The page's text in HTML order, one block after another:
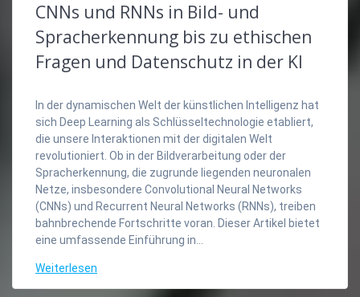
CNNs und RNNs in Bild- und
Spracherkennung bis zu ethischen
Fragen und Datenschutz in der KI
In der dynamischen Welt der künstlichen Intelligenz hat
sich Deep Learning als Schlüsseltechnologie etabliert,
die unsere Interaktionen mit der digitalen Welt
revolutioniert. Ob in der Bildverarbeitung oder der
Spracherkennung, die zugrunde liegenden neuronalen
Netze, insbesondere Convolutional Neural Networks
(CNNs) und Recurrent Neural Networks (RNNs), treiben
bahnbrechende Fortschritte voran. Dieser Artikel bietet
eine umfassende Einführung in…
Weiterlesen